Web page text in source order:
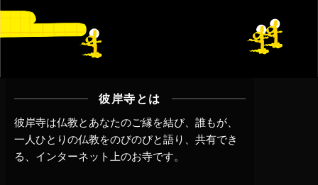
彼岸寺とは
彼岸寺は仏教とあなたのご縁を結び、誰もが、
一人ひとりの仏教をのびのびと語り、共有でき
る、インターネット上のお寺です。